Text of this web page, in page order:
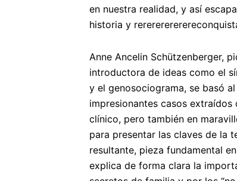
en nuestra realidad, y así
historia y
Anne Ancelin Schützenberger,
introductora de ideas como el
y el genosociograma, se basó
impresionantes casos extraídos
clínico, pero también en
para presentar las claves de la
resultante, pieza fundamental
explica de forma clara la